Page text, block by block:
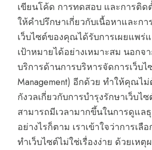
เขียนโค้ด การทดสอบ และการติด
ให้คำปรึกษาเกี่ยวกับเนื้อหาและกา
เว็บไซต์ของคุณได้รับการเผยแพร่
เป้าหมายได้อย่างเหมาะสม นอกจ
บริการด้านการบริหารจัดการเว็บไ
Management) อีกด้วย ทำให้คุณไ
กังวลเกี่ยวกับการบำรุงรักษาเว็บไซ
สามารถมีเวลามากขึ้นในการดูแล
อย่างไรก็ตาม เราเข้าใจว่าการเลื
ทำเว็บไซต์ไม่ใช่เรื่องง่าย ด้วยเหตุ